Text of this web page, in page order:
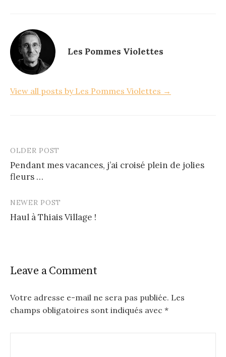
Les Pommes Violettes
View all posts by Les Pommes Violettes →
Post
navigation
OLDER POST
Pendant mes vacances, j’ai croisé plein de jolies
fleurs …
NEWER POST
Haul à Thiais Village !
Leave a Comment
Votre adresse e-mail ne sera pas publiée. Les
champs obligatoires sont indiqués avec *